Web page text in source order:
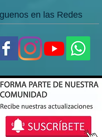
en las Redes